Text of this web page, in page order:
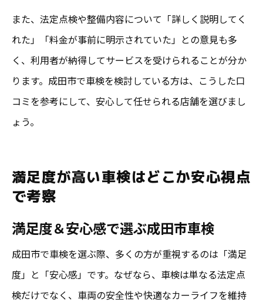
また、法定点検や整備内容について「詳しく説明してく
れた」「料金が事前に明示されていた」との意見も多
く、利用者が納得してサービスを受けられることが分か
ります。成田市で車検を検討している方は、こうした口
コミを参考にして、安心して任せられる店舗を選びまし
ょう。
満足度が高い車検はどこか安心視点
で考察
満足度＆安心感で選ぶ成田市車検
成田市で車検を選ぶ際、多くの方が重視するのは「満足
度」と「安心感」です。なぜなら、車検は単なる法定点
検だけでなく、車両の安全性や快適なカーライフを維持